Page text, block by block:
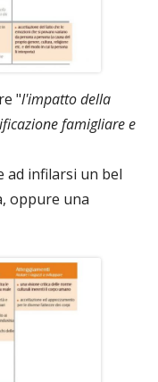
"l'impatto della
famigliare e
ad infilarsi un bel
oppure una